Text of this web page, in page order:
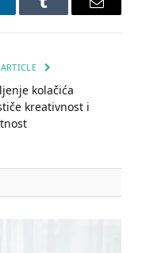
Tumblr Email
kolačića
kreativnost i